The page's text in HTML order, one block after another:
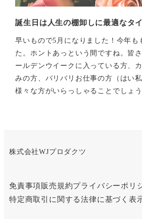
誕生日は人生の棚卸しに最適なタ
早いもので5月になりました！今年も
た。ホントあっという間ですね。皆
ールデンウイークに入っている方、
みの方、バリバリお仕事の方（はい
様々な方がいらっしゃることでしょ
株式会社WJプロダクツ
免責事項販売規約プライバシーポリ
特定商取引に関する法律に基づく表